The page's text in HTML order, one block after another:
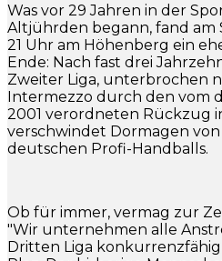
Was vor 29 Jahren in der
Altjührden begann, fand am
21 Uhr am Höhenberg ein
Ende: Nach fast drei
Zweiter Liga, unterbrochen
Intermezzo durch den vom
2001 verordneten Rückzug
verschwindet Dormagen
deutschen Profi-Handballs.
Ob für immer, vermag zur
"Wir unternehmen alle
Dritten Liga konkurrenzfähig